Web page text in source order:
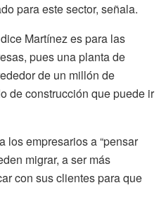
para este sector, señala.
Martínez es para las
pues una planta de
de un millón de
de construcción que puede ir
los empresarios a “pensar
migrar, a ser más
con sus clientes para que